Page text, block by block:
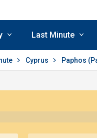
Last Minute
Cyprus Paphos